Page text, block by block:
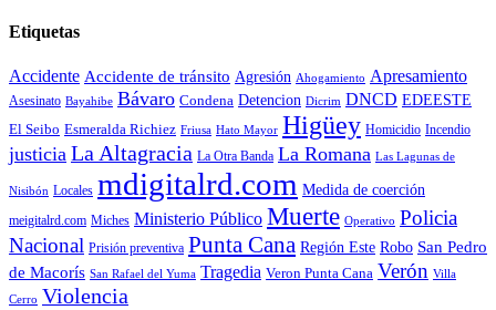
Etiquetas
Accidente Accidente de tránsito Agresión Ahogamiento Apresamiento
Asesinato Bayahibe Bávaro Condena Detencion Dicrim DNCD EDEESTE
El Seibo Esmeralda Richiez Friusa Hato Mayor Higüey Homicidio Incendio
justicia La Altagracia La Otra Banda La Romana Las Lagunas de
Nisibón Locales mdigitalrd.com Medida de coerción
meigitalrd.com Miches Ministerio Público Muerte Operativo Policia
Nacional Prisión preventiva Punta Cana Región Este Robo San Pedro
de Macorís San Rafael del Yuma Tragedia Veron Punta Cana Verón Villa
Cerro Violencia